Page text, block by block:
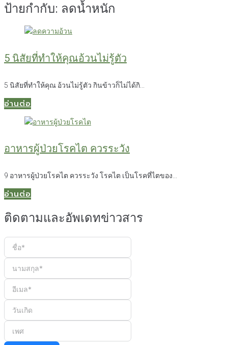
ป้ายกำกับ: ลดน้ำหนัก
5 นิสัยที่ทำให้คุณอ้วนไม่รู้ตัว
5 นิสัยที่ทำให้คุณ อ้วนไม่รู้ตัว กินข้าวก็ไม่ได้กิ...
อ่านต่อ
อาหารผู้ป่วยโรคไต ควรระวัง
9 อาหารผู้ป่วยโรคไต ควรระวัง โรคไต เป็นโรคที่ไตของ...
อ่านต่อ
ติดตามและอัพเดทข่าวสาร